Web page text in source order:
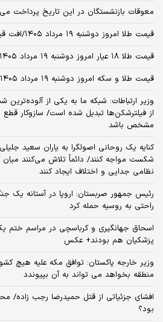
معوقات بازنشستگان در این تاریخ پرداخت
قیمت طلا امروز دوشنبه ۱۹ مرداد ۱۴۰۵/افت قیمت طلا
قیمت طلا ۱۸ عیار امروز دوشنبه ۱۹ مرداد ۱۴۰۵/کاهش قیمت طلا
قیمت طلا و سکه امروز دوشنبه ۱۹ مرداد ۱۴۰۵/کاهش قیمت طلا و سکه
وزیر ارتباطات: شبکه ما به یکی از آلوده‌ترین
از فیلترشکن‌ها تبدیل شده است/ سازوکار قطع
مشخص باشد
کنایه یک روحانی اصولگرا به یاران سعید
شکست مواجه کنند/ دائماً تلاش می‌کنند میان
نظامی جدایی و اختلاف ایجاد کنند
رئیس جمهور صربستان: اروپا در آستانه یک
راحتی به روسیه حمله کرد
اسحاق جهانگیری و کرباسچی در مراسم ختم یک
پزشکیان هم بودند+ عکس
وزیر خارجه پاکستان: توافق مکه علیه هیچ
منطقه بخواهد می تواند به آن بپیوندد
افشای جزئیاتی از قتل حمیدرضا رجب زاده/
بود؟